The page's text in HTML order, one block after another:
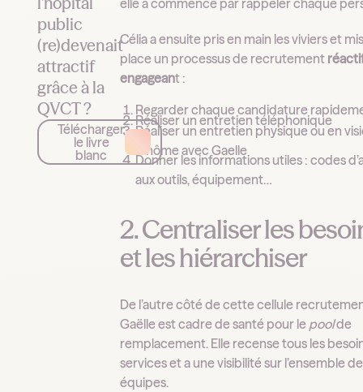
public
(re)devenait
attractif
grâce à la
QVCT ?
Télécharger
le livre
blanc
Célia a ensuite pris en main les viviers et
place un processus de recrutement
engageant :
Regarder chaque candidature
Réaliser un entretien téléphonique
Réaliser un entretien physique ou en
binôme avec Gaelle
Donner les informations utiles : codes
aux outils, équipement…
2. Centraliser les
et les hiérarchiser
De l’autre côté de cette cellule
Gaëlle est cadre de santé pour le poolde
remplacement. Elle recense tous les
services et a une visibilité sur l’ensemble
équipes.